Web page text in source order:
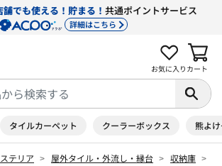
でも使える！貯まる！ 共通ポイントサービス
詳細はこちら
お気に入り カート
タイルカーペット クーラーボックス 熊よ
テリア 屋外タイル・外流し・縁台 収納庫